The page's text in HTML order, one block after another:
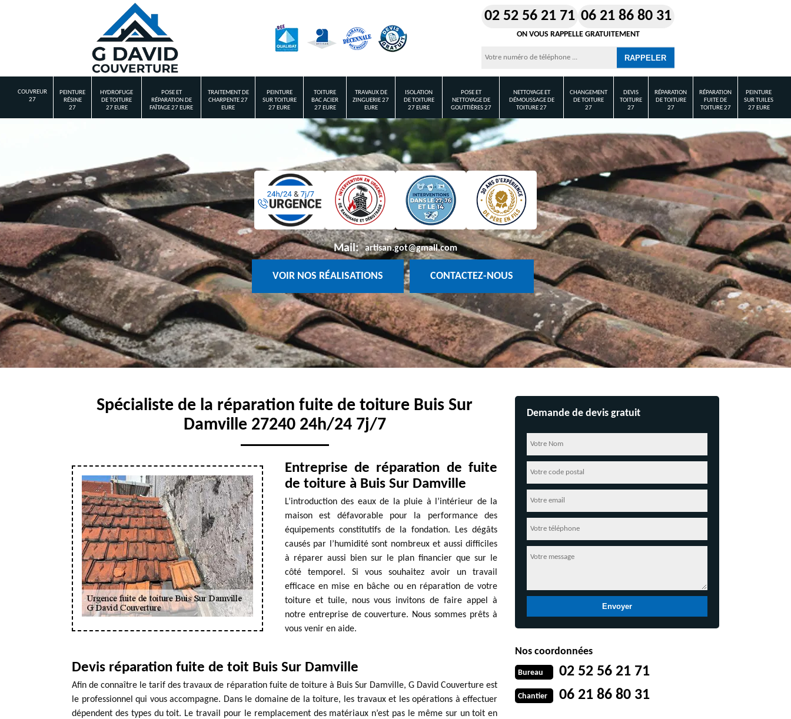
02 52 56 21 71 06 21 86 80 31
ON VOUS RAPPELLE GRATUITEMENT
COUVREUR
27
PEINTURE
RÉSINE
27
HYDROFUGE
DE TOITURE
27 EURE
POSE ET
RÉPARATION DE
FAÎTAGE 27 EURE
TRAITEMENT DE
CHARPENTE 27
EURE
PEINTURE
SUR TOITURE
27 EURE
TOITURE
BAC ACIER
27 EURE
TRAVAUX DE
ZINGUERIE 27
EURE
ISOLATION
DE TOITURE
27 EURE
POSE ET
NETTOYAGE DE
GOUTTIÈRES 27
NETTOYAGE ET
DÉMOUSSAGE DE
TOITURE 27
CHANGEMENT
DE TOITURE
27
DEVIS
TOITURE
27
RÉPARATION
DE TOITURE
27
RÉPARATION
FUITE DE
TOITURE 27
PEINTURE
SUR TUILES
27 EURE
Mail: artisan.got@gmail.com
VOIR NOS RÉALISATIONS CONTACTEZ-NOUS
Spécialiste de la réparation fuite de toiture Buis Sur
Damville 27240 24h/24 7j/7
Entreprise de réparation de fuite
de toiture à Buis Sur Damville
L’introduction des eaux de la pluie à l’intérieur de la
maison est défavorable pour la performance des
équipements constitutifs de la fondation. Les dégâts
causés par l’humidité sont nombreux et aussi difficiles
à réparer aussi bien sur le plan financier que sur le
côté temporel. Si vous souhaitez avoir un travail
efficace en mise en bâche ou en réparation de votre
toiture et tuile, nous vous invitons de faire appel à
notre entreprise de couverture. Nous sommes prêts à
vous venir en aide.
Devis réparation fuite de toit Buis Sur Damville
Afin de connaître le tarif des travaux de réparation fuite de toiture à Buis Sur Damville, G David Couverture est
le professionnel qui vous accompagne. Dans le domaine de la toiture, les travaux et les opérations à effectuer
dépendent des types du toit. Le travail pour le remplacement des matériaux n’est pas le même sur un toit en
Demande de devis gratuit
Nos coordonnées
Bureau 02 52 56 21 71
Chantier 06 21 86 80 31